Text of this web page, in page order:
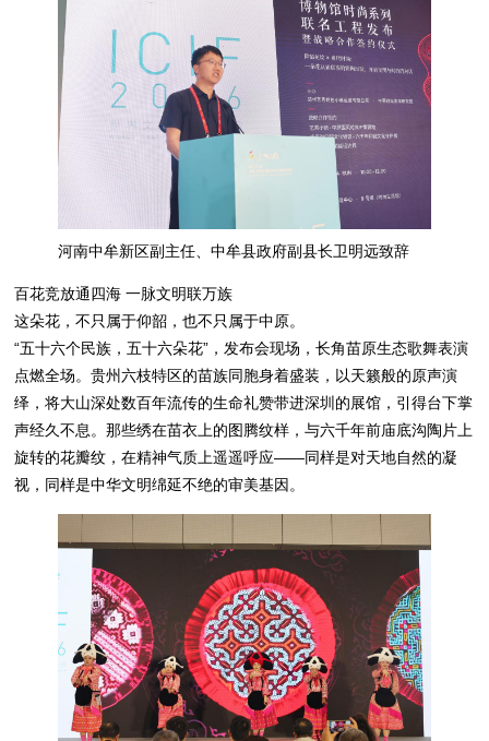
河南中牟新区副主任、中牟县政府副县长卫明远致辞
百花竞放通四海 一脉文明联万族
这朵花，不只属于仰韶，也不只属于中原。
“五十六个民族，五十六朵花”，发布会现场，长角苗原生态歌舞表演
点燃全场。贵州六枝特区的苗族同胞身着盛装，以天籁般的原声演
绎，将大山深处数百年流传的生命礼赞带进深圳的展馆，引得台下掌
声经久不息。那些绣在苗衣上的图腾纹样，与六千年前庙底沟陶片上
旋转的花瓣纹，在精神气质上遥遥呼应——同样是对天地自然的凝
视，同样是中华文明绵延不绝的审美基因。